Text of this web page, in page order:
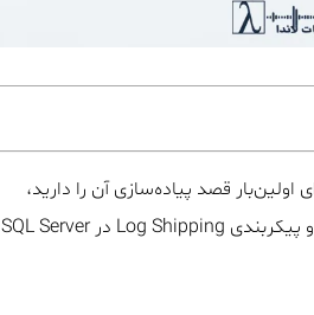
اولین‌بار قصد پیاده‌سازی آن را دارید،
داشتن یک راهنمای گام‌به‌گام بسیار مفید خواهد بود. در این آموزش، مراحل تنظیم و پیکربندی Log Shipping در SQL Server